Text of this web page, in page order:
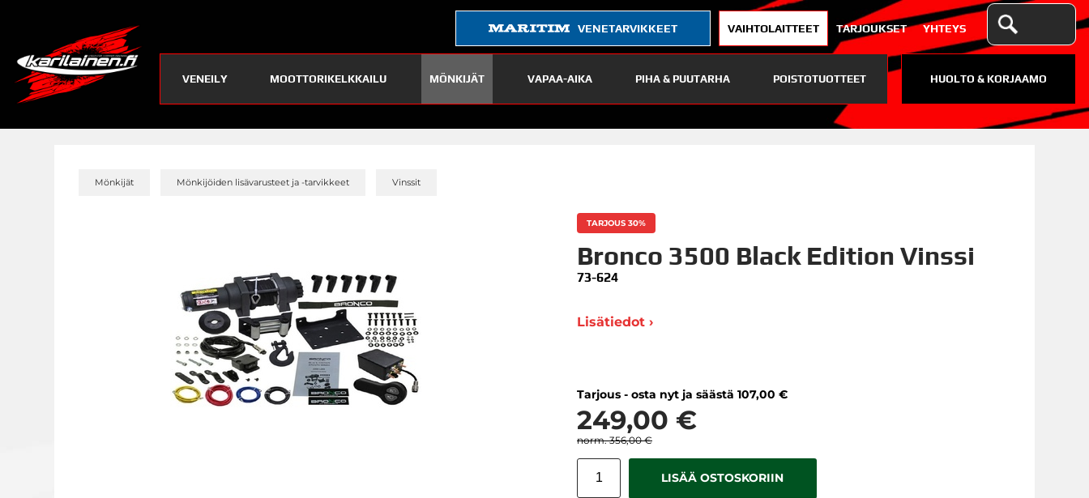
VENETARVIKKEET VAIHTOLAITTEET TARJOUKSET YHTEYS
VENEILY MOOTTORIKELKKAILU MÖNKIJÄT VAPAA-AIKA PIHA & PUUTARHA POISTOTUOTTEET HUOLTO & KORJAAMO
Mönkijät Mönkijöiden lisävarusteet ja -tarvikkeet Vinssit
TARJOUS 30%
Bronco 3500 Black Edition Vinssi
73-624
Lisätiedot ›
Tarjous - osta nyt ja säästä 107,00 €
249,00 €
356,00 €
LISÄÄ OSTOSKORIIN